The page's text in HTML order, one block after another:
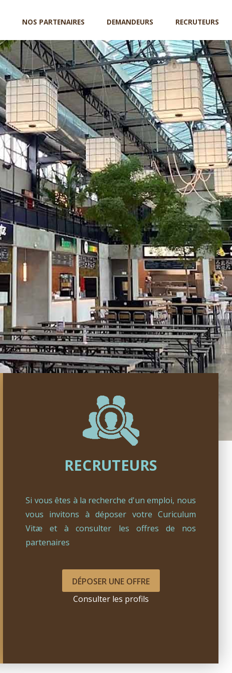
NOS PARTENAIRES DEMANDEURS RECRUTEURS
RECRUTEURS
Si vous êtes à la recherche d'un emploi, nous
vous invitons à déposer votre Curiculum
Vitæ et à consulter les offres de nos
partenaires
DÉPOSER UNE OFFRE
Consulter les profils